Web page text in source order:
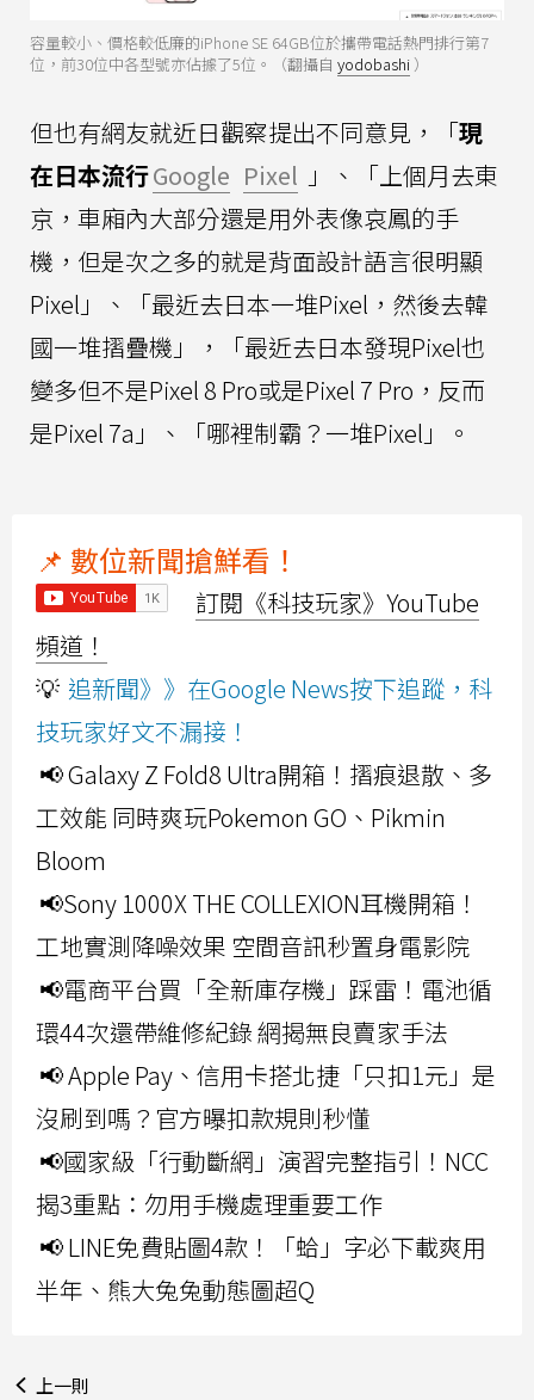
容量較小、價格較低廉的iPhone SE 64GB位於攜帶電話熱門排行第7
位，前30位中各型號亦佔據了5位。（翻攝自 yodobashi ）
但也有網友就近日觀察提出不同意見，「現
在日本流行Google Pixel 」、「上個月去東
京，車廂內大部分還是用外表像哀鳳的手
機，但是次之多的就是背面設計語言很明顯
Pixel」、「最近去日本一堆Pixel，然後去韓
國一堆摺疊機」，「最近去日本發現Pixel也
變多但不是Pixel 8 Pro或是Pixel 7 Pro，反而
是Pixel 7a」、「哪裡制霸？一堆Pixel」。
📌 數位新聞搶鮮看！
訂閱《科技玩家》YouTube
頻道！
💡 追新聞》》在Google News按下追蹤，科
技玩家好文不漏接！
📢 Galaxy Z Fold8 Ultra開箱！摺痕退散、多
工效能 同時爽玩Pokemon GO、Pikmin
Bloom
📢Sony 1000X THE COLLEXION耳機開箱！
工地實測降噪效果 空間音訊秒置身電影院
📢電商平台買「全新庫存機」踩雷！電池循
環44次還帶維修紀錄 網揭無良賣家手法
📢 Apple Pay、信用卡搭北捷「只扣1元」是
沒刷到嗎？官方曝扣款規則秒懂
📢國家級「行動斷網」演習完整指引！NCC
揭3重點：勿用手機處理重要工作
📢 LINE免費貼圖4款！「蛤」字必下載爽用
半年、熊大兔兔動態圖超Q
上一則